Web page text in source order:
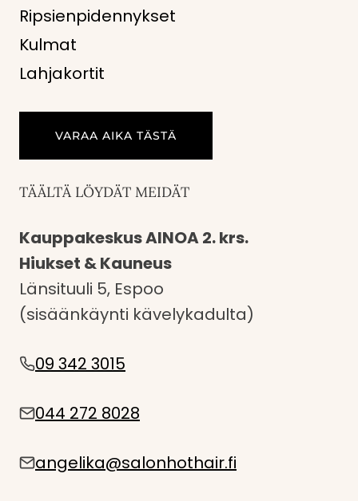
Ripsienpidennykset
Kulmat
Lahjakortit
VARAA AIKA TÄSTÄ
TÄÄLTÄ LÖYDÄT MEIDÄT
Kauppakeskus AINOA 2. krs.
Hiukset & Kauneus
Länsituuli 5, Espoo
(sisäänkäynti kävelykadulta)
09 342 3015
044 272 8028
angelika@salonhothair.fi